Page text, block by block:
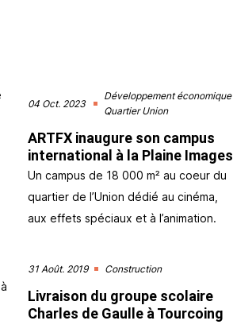
04 Oct. 2023
Développement économique
Quartier Union
ARTFX inaugure son campus
international à la Plaine Images
Un campus de 18 000 m² au coeur du
quartier de l’Union dédié au cinéma,
aux effets spéciaux et à l’animation.
31 Août. 2019 Construction
Livraison du groupe scolaire
Charles de Gaulle à Tourcoing